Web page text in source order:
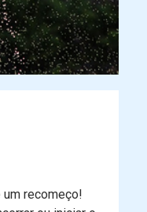
recomeço!